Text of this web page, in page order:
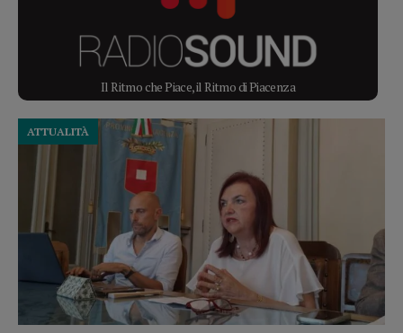
Il Ritmo che Piace, il Ritmo di Piacenza
ATTUALITÀ